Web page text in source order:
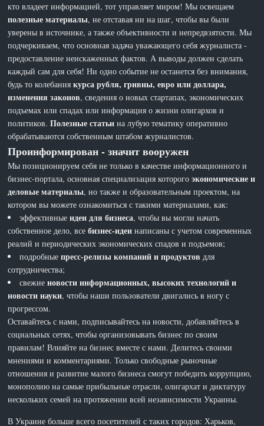
кто владеет информацией, тот управляет миром! Мы освещаем
полезные материалы, не отставая ни на шаг, чтобы вы были
уверены в источнике, а также объективности и непредвзятости. Мы
подчеркиваем, что основная задача уважающего себя журналиста -
предоставление неискаженных фактов. А выводы должен сделать
каждый сам для себя! Ни одно событие не останется без внимания,
будь то колебаниякурса рубля, гривны, евро или доллара,
изменения законов, сведения о новых стартапах, экономических
подъемах или спадах или информация о жизни олигархов и
политиков.Полезные статьи на лубую тематику оперативно
обрабатываются собственным штабом журналистов.
Проинформирован - значит вооружен
Мы позиционируем себя не только в качестве информационного и
бизнес-портала, основная специализация которогоэкономические и
деловые материалы, но также и образовательным проектом, на
котором вы можете ознакомиться с такими материалами, как:
эффективныеидеи для бизнеса, чтобы вы могли начать
собственное дело, всебизнес-идеи написаны с учетом современных
реалий и периодических экономических спадов и подъемов;
подробныепресс-релизы компаний и продуктов для
сотрудничества;
свежиеновости информационных, высоких технологий и
новости науки, чтобы наши пользователи двигались в ногу с
прогрессом.
Оставайтесь с нами, подписывайтесь на новости, добавляйтесь в
социальных сетях, чтобы организовывать бизнес по своим
правилам! Влияйте на бизнес вместе с нами. Делитесь своими
мнениями и комментариями. Только свободные рыночные
отношения и развитие малого бизнеса смогут победить коррупцию,
монополию на самые прибыльные отрасли, олигархат и диктатуру
нескольких семей на протяжении всей независимости Украины.
В Украине больше всего посетителей с таких городов: Харьков,